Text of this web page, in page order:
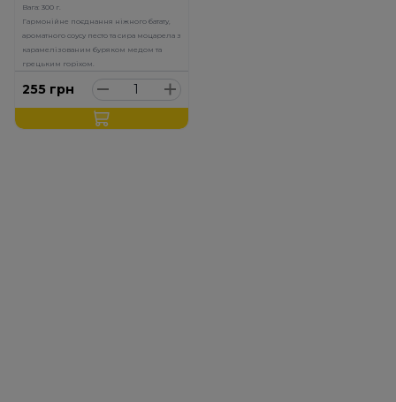
Вага: 300 г.
Гармонійне поєднання ніжного батату,
ароматного соусу песто та сира моцарела з
карамелізованим буряком медом та
грецьким горіхом.
255 грн